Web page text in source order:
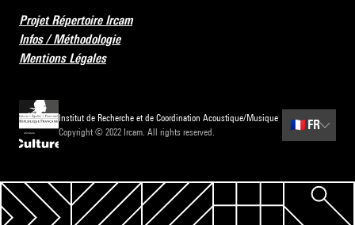
Projet Répertoire Ircam
Infos / Méthodologie
Mentions Légales
Institut de Recherche et de Coordination Acoustique/Musique
Copyright © 2022 Ircam. All rights reserved.
🇫🇷 FR